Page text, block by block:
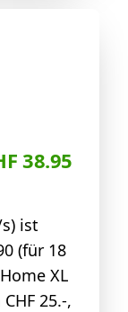
38.95
ist
(für 18
XL
25.-,